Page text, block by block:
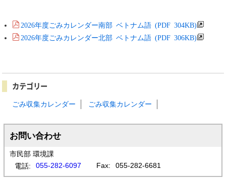
2026年度ごみカレンダー南部 ベトナム語 (PDF 304KB)
2026年度ごみカレンダー北部 ベトナム語 (PDF 306KB)
カテゴリー
ごみ収集カレンダー ごみ収集カレンダー
お問い合わせ
市民部 環境課
電話:
055-282-6097 Fax: 055-282-6681